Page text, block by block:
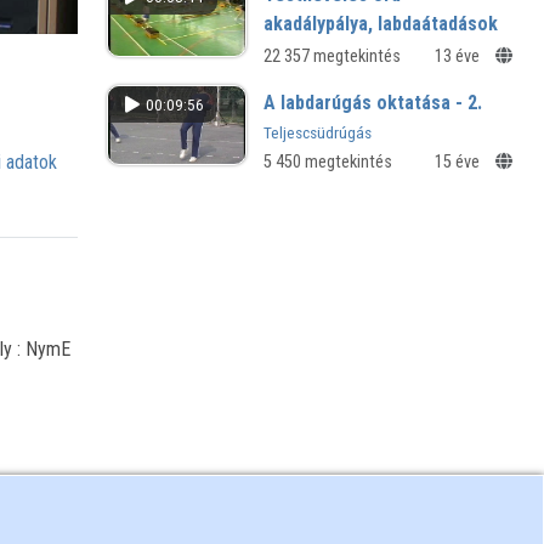
adatok
: NymE
akadálypálya, labdaátadások
22 357 megtekintés 13 éve
00:09:56 A labdarúgás oktatása - 2.
Teljescsüdrúgás
5 450 megtekintés 15 éve